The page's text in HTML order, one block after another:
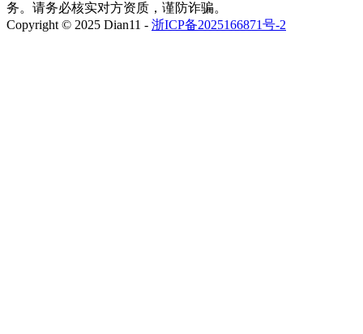
务。请务必核实对方资质，谨防诈骗。
Copyright © 2025 Dian11 - 浙ICP备2025166871号-2